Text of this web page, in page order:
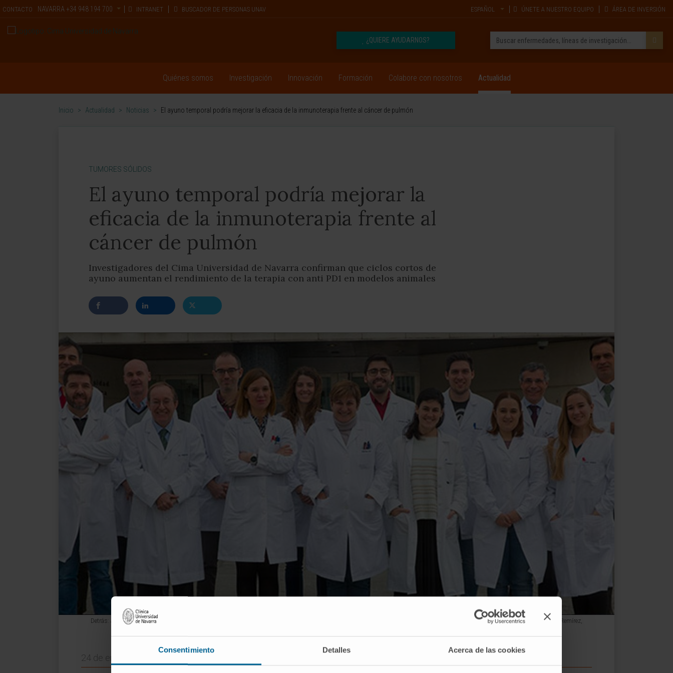
Consentimiento Detalles Acerca de las cookies
CONTACTO NAVARRA +34 948 194 700 INTRANET BUSCADOR DE PERSONAS UNAV ESPAÑOL ÚNETE A NUESTRO EQUIPO ÁREA DE INVERSIÓN
¿QUIERE AYUDARNOS?
Quiénes somos Investigación Innovación Formación Colabore con nosotros Actualidad
Inicio > Actualidad > Noticias > El ayuno temporal podría mejorar la eficacia de la inmunoterapia frente al cáncer de pulmón
TUMORES SÓLIDOS
El ayuno temporal podría mejorar la
eficacia de la inmunoterapia frente al
cáncer de pulmón
Investigadores del Cima Universidad de Navarra confirman que ciclos cortos de
ayuno aumentan el rendimiento de la terapia con anti PD1 en modelos animales
Detrás: José Luis Pérez-Gracia, Alfonso Calvo, Daniel Ajona, Irati Macaya, Francisco Expósito, Sergio Ortiz, Álvaro González y Rubén Pío. Delante: Silve Vicent, Luis Montuenga, Ana Remírez,
24 de enero de 2020